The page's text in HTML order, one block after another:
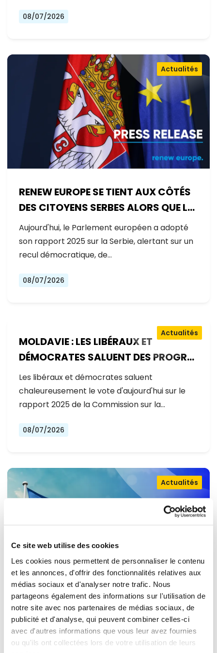
Ce site web utilise des cookies
Les cookies nous permettent de personnaliser le contenu
et les annonces, d'offrir des fonctionnalités relatives aux
médias sociaux et d'analyser notre trafic. Nous
partageons également des informations sur l'utilisation de
notre site avec nos partenaires de médias sociaux, de
publicité et d'analyse, qui peuvent combiner celles-ci
avec d'autres informations que vous leur avez fournies
ou qu'ils ont collectées lors de votre utilisation de leurs
08/07/2026
RENEW EUROPE SE TIENT AUX CÔTÉS
DES CITOYENS SERBES ALORS QUE LE
GOUVERNEMENT RECULE SUR LES
RÉFORMES
Actualités
Aujourd'hui, le Parlement européen a adopté
son rapport 2025 sur la Serbie, alertant sur un
recul démocratique, de…
08/07/2026
MOLDAVIE : LES LIBÉRAUX ET
DÉMOCRATES SALUENT DES PROGRÈS
EXCEPTIONNELS SUR LA VOIE DE
L'ADHÉSION À L'UE
Actualités
Les libéraux et démocrates saluent
chaleureusement le vote d'aujourd'hui sur le
rapport 2025 de la Commission sur la…
08/07/2026
OUVRIR LA PORTE À L'UKRAINE,
MAINTENIR LA PRESSION SUR LA
RUSSIE
Actualités
Renew Europe appelle l'Ukraine à accélérer la